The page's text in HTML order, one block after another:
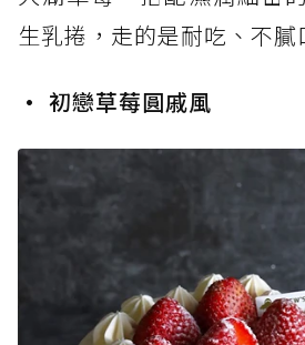
生乳捲，走的是耐吃、不膩
• 初戀草莓圓戚風